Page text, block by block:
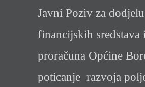
Javni Poziv za dodjelu
financijskih sredstava
proračuna Općine
poticanje razvoja